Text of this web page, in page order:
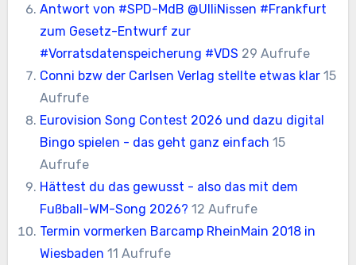
Antwort von #SPD-MdB @UlliNissen #Frankfurt
zum Gesetz-Entwurf zur
#Vorratsdatenspeicherung #VDS 29 Aufrufe
Conni bzw der Carlsen Verlag stellte etwas klar 15
Aufrufe
Eurovision Song Contest 2026 und dazu digital
Bingo spielen - das geht ganz einfach 15
Aufrufe
Hättest du das gewusst - also das mit dem
Fußball-WM-Song 2026? 12 Aufrufe
Termin vormerken Barcamp RheinMain 2018 in
Wiesbaden 11 Aufrufe